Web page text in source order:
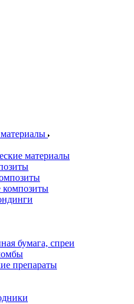
материалы
композиты
бумага, спреи
препараты